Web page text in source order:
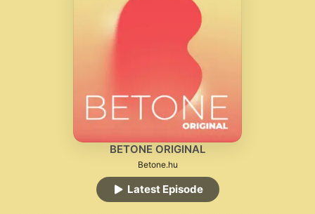
BETONE ORIGINAL
Betone.hu
Latest Episode